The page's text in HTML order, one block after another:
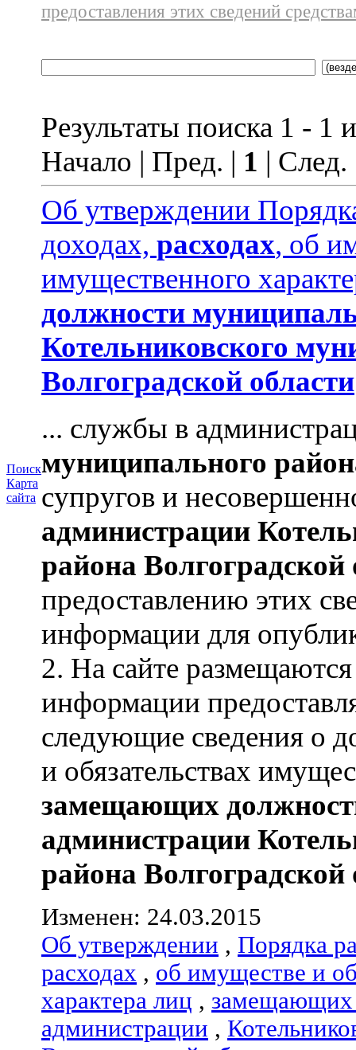
Поиск
Карта
сайта
предоставления этих сведений
Результаты поиска 1 - 1
Начало | Пред. | 1 |
Об утверждении
доходах, расходах, об
имущественного
должности
Котельниковского
Волгоградской области
... службы в
муниципального
супругов и
администрации
района Волгоградской
предоставлению этих
информации для
2. На сайте
информации
следующие сведения о
и обязательствах
замещающих
администрации
района Волгоградской
Изменен: 24.03.2015
Об утверждении , Порядка
расходах , об имуществе и
характера лиц , замещающих
администрации ,